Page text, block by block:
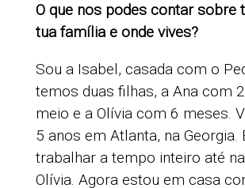
O que nos podes contar sobre
tua família e onde vives?
Sou a Isabel, casada com o
temos duas filhas, a Ana com
meio e a Olívia com 6 meses.
5 anos em Atlanta, na Georgia.
trabalhar a tempo inteiro até
Olívia. Agora estou em casa